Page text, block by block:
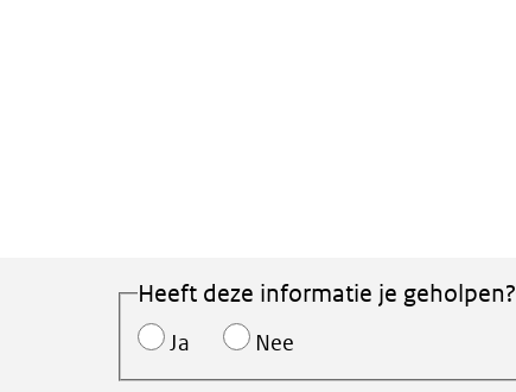
Heeft deze informatie je geholpen?
Ja Nee